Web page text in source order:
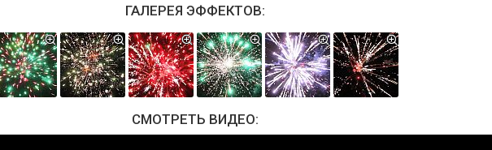
ГАЛЕРЕЯ ЭФФЕКТОВ:
СМОТРЕТЬ ВИДЕО: